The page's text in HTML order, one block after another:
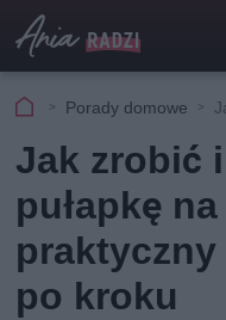
Porady domowe
Jak zrobić
pułapkę
po kroku